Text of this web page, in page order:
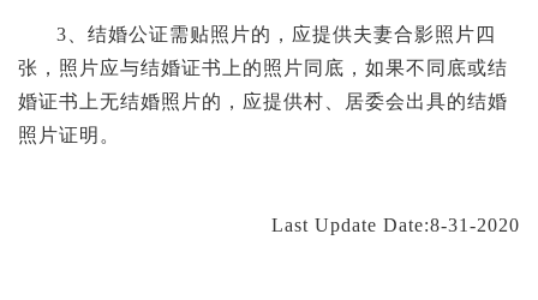
3、结婚公证需贴照片的，应提供夫妻合影照片四
张，照片应与结婚证书上的照片同底，如果不同底或结
婚证书上无结婚照片的，应提供村、居委会出具的结婚
照片证明。
Last Update Date:8-31-2020